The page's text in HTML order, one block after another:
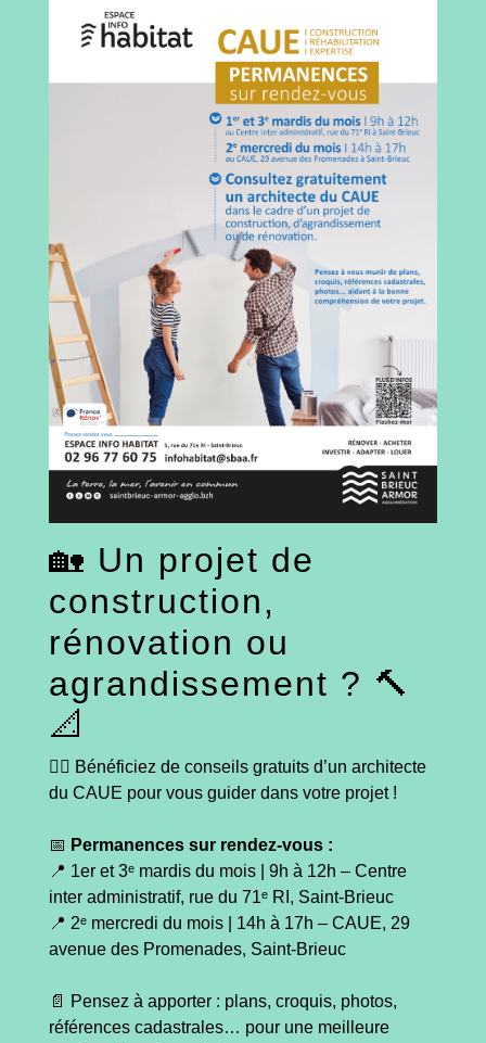
🏡 Un projet de
construction,
rénovation ou
agrandissement ? 🔨
📐
👷‍♂️ Bénéficiez de conseils gratuits d’un architecte
du CAUE pour vous guider dans votre projet !
📅 Permanences sur rendez-vous :
📍 1er et 3ᵉ mardis du mois | 9h à 12h – Centre
inter administratif, rue du 71ᵉ RI, Saint-Brieuc
📍 2ᵉ mercredi du mois | 14h à 17h – CAUE, 29
avenue des Promenades, Saint-Brieuc
📄 Pensez à apporter : plans, croquis, photos,
références cadastrales… pour une meilleure